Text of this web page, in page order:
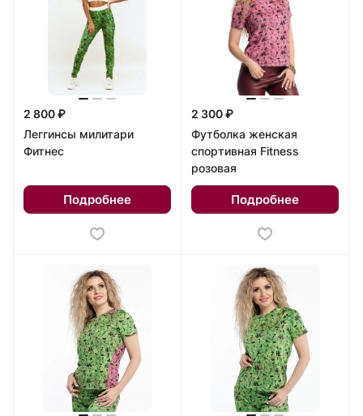
2 800 ₽
Леггинсы милитари
Фитнес
Подробнее
2 300 ₽
Футболка женская
спортивная Fitness
розовая
Подробнее